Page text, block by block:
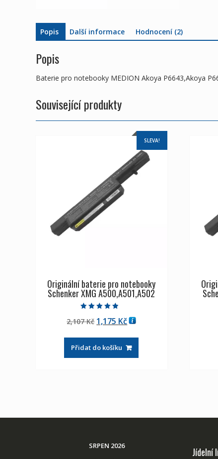
Popis Další informace Hodnocení (2)
Popis
Baterie pro notebooky MEDION Akoya P6643,Akoya
Související produkty
SLEVA!
Originální baterie pro notebooky
Schenker XMG A500,A501,A502
4.50
z 5
2,107Kč Původní
byla:
2,107 Kč
1,175 KčAktuální
je:
1,175 Kč
Přidat do košíku
SRPEN 2026 Jídelní